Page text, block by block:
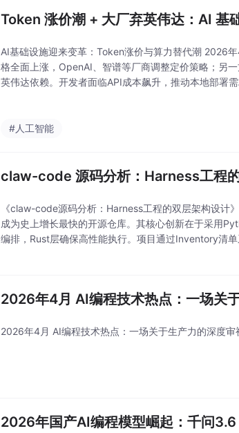
Token 涨价潮 + 大厂弃英伟达：AI 基
AI基础设施迎来变革：Token涨价与算力替代潮 2026
格全面上涨，OpenAI、智谱等厂商调整定价策略；另
英伟达依赖。开发者面临API成本飙升，推动本地部署
#人工智能
claw-code 源码分析：Harness工程
《claw-code源码分析：Harness工程的双层架构设计
成为史上增长最快的开源仓库。其核心创新在于采用
编排，Rust层确保高性能执行。项目通过Inventory清
2026年4月 AI编程技术热点：一场关
2026年4月 AI编程技术热点：一场关于生产力的深度审
2026年国产AI编程模型崛起：千问